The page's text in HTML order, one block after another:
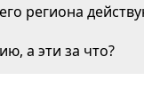
региона
а эти за что?